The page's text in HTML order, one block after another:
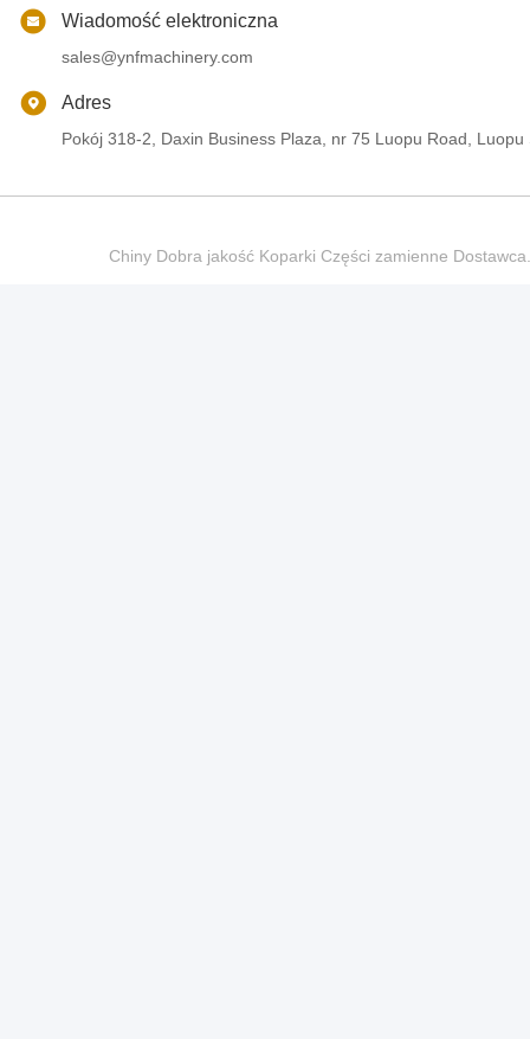
Wiadomość elektroniczna
sales@ynfmachinery.com
Adres
Pokój 318-2, Daxin Business Plaza, nr 75 Luopu Road,
Chiny Dobra jakość Koparki Części zamienne